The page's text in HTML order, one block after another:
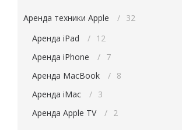
Аренда техники Apple
32
Аренда iPad
12
Аренда iPhone
7
Аренда MacBook
8
Аренда iMac
3
Аренда Apple TV
2